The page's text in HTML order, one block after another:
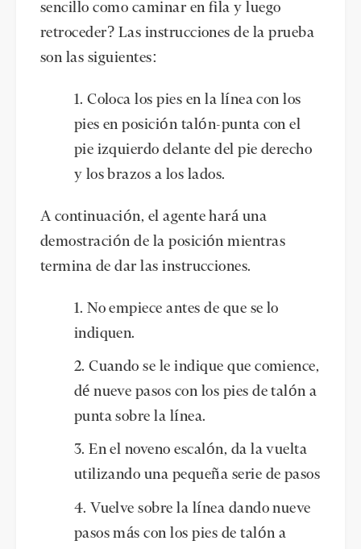
sencillo como caminar en fila y luego
retroceder? Las instrucciones de la prueba
son las siguientes:
Coloca los pies en la línea con los
pies en posición talón-punta con el
pie izquierdo delante del pie derecho
y los brazos a los lados.
A continuación, el agente hará una
demostración de la posición mientras
termina de dar las instrucciones.
No empiece antes de que se lo
indiquen.
Cuando se le indique que comience,
dé nueve pasos con los pies de talón a
punta sobre la línea.
En el noveno escalón, da la vuelta
utilizando una pequeña serie de pasos
Vuelve sobre la línea dando nueve
pasos más con los pies de talón a